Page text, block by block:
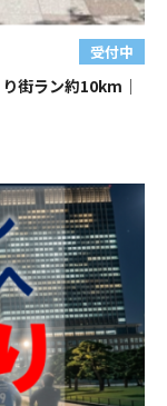
受付中
街ラン約10km│